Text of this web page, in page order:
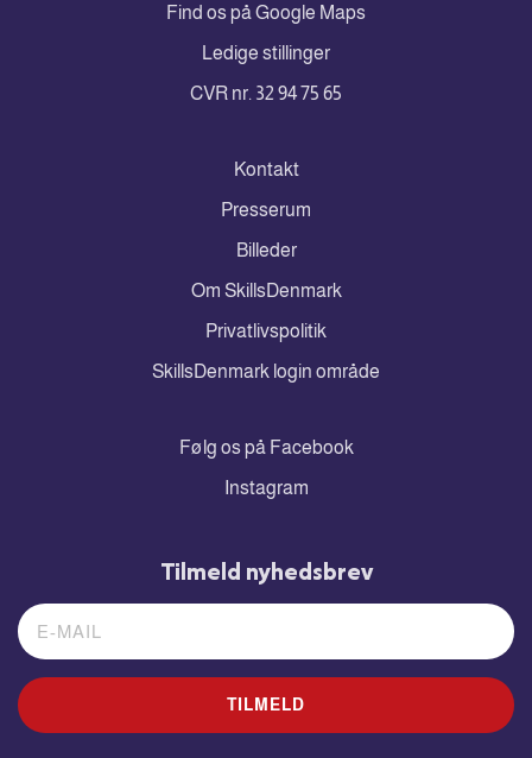
Find os på Google Maps
Ledige stillinger
CVR nr. 32 94 75 65
Kontakt
Presserum
Billeder
Om SkillsDenmark
Privatlivspolitik
SkillsDenmark login område
Følg os på Facebook
Instagram
Tilmeld nyhedsbrev
TILMELD